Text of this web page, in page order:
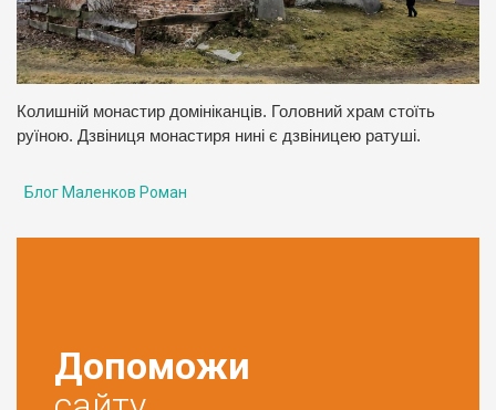
Колишній монастир домініканців. Головний храм стоїть
руїною. Дзвіниця монастиря нині є дзвіницею ратуші.
Блог Маленков Роман
Допоможи